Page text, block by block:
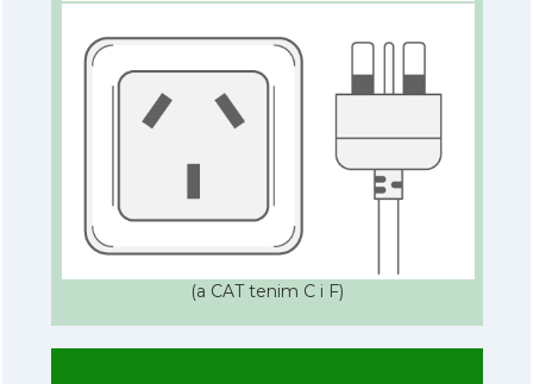
(a CAT tenim C i F)